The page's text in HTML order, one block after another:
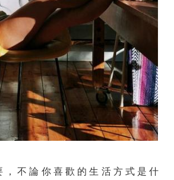
，不論你喜歡的生活方式是什